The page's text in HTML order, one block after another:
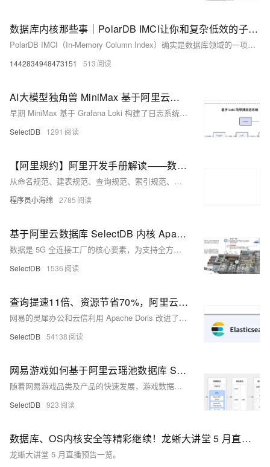
数据库内核那些事｜PolarDB IMCI让你和复杂低效的子查询说拜拜
PolarDB IMCI（In-Memory Column Index）确实是数据库领域的一项重要技术，特别是当它面对复杂和低效的子查询时，表现尤为出色。以下是关于PolarDB IMCI如何助力解决
1442834948473151 513
AI大模型独角兽 MiniMax 基于阿里云数据库 SelectDB 版内核 Apache Doris 升级日志系统，PB 数据秒级查询响应
早期 MiniMax 基于 Grafana Loki 构建了日志系统，在资源消耗、写入性能及系统稳定性上都面临巨大的挑战。为此 MiniMax 开始寻找全新的日志系统方案，并基于阿里云数据库 SelectDB 版内核 Apache Doris 升级了日志系统，新系统已接入 MiniMax 内部所有业务线日志数据，数据规模为 PB 级， 整体可用性达到 99.9% 以上，10 亿级日志数据的检索速度可实现秒级响应。
SelectDB 1291
【阿里规约】阿里开发手册解读——数据库和ORM篇
从命名规范、建表规范、查询规范、索引规范、操作规范等角度出发，详细阐述MySQL数据库使用过程中所需要遵循的各种规范。
程序员小海绵 2785
基于阿里云数据库 SelectDB 内核 Apache Doris 的实时/离线一体化架构，赋能中国联通 5G 全连接工厂解决方案
数据是 5G 全连接工厂的核心要素，为支持全方位的数据收集、存储、分析等工作的高效进行，联通 5G 全连接工厂从典型的 Lambda 架构演进为 All in [Apache Doris](https://c.d4t.cn/vwDf8R) 的实时/离线一体化架构，并凭借 Doris 联邦查询能力打造统一查询网关，数据处理及查询链路大幅简化，为联通 5G 全连接工厂带来数据时效性、查询响应、存储成本、开发效率全方位的提升。
SelectDB 1536
查询提速11倍、资源节省70%，阿里云数据库内核版 Apache Doris 在网易日志和时序场景的实践
网易的灵犀办公和云信利用 Apache Doris 改进了大规模日志和时序数据处理，取代了 Elasticsearch 和 InfluxDB。Doris 实现了更低的服务器资源消耗和更高的查询性能，相比 Elasticsearch，查询速度提升至少 11 倍，存储资源节省达 70%。Doris 的列式存储、高压缩比和倒排索引等功能，优化了日志和时序数据的存储与分析，降低了存储成本并提高了查询效率。在灵犀办公和云信的实际应用中，Doris 显示出显著的性能优势，成功应对了数据增长带来的挑战。
SelectDB 54138
网易游戏如何基于阿里云瑶池数据库 SelectDB 内核 Apache Doris 构建全新湖仓一体架构
随着网易游戏品类及产品的快速发展，游戏数据分析场景面临着越来越多的挑战，为了保证系统性能和 SLA，要求引入新的组件来解决特定业务场景问题。为此，网易游戏引入 Apache Doris 构建了全新的湖仓一体架构。经过不断地扩张，目前已发展至十余集群、为内部上百个项目提供了稳定可靠的数据服务、日均查询量数百万次，整体查询性能得到 10-20 倍提升。
SelectDB 923
数据库、OS内核安全等精彩继续！龙蜥大讲堂 5 月直播预告来袭
龙蜥大讲堂 5 月直播预告一览。